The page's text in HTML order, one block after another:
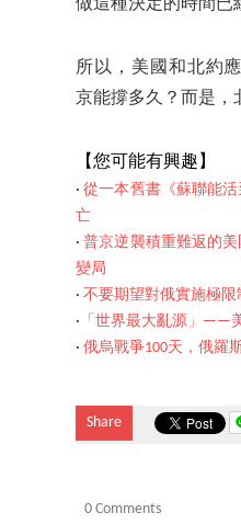
做這種決定的時間已
所以，美國和北約
京能撐多久？而是，
【您可能有興趣】
‧從一本舊書《蘇聯能
亡
‧普京逆襲積重難返的
變局
‧ 不要期望對俄實施極
‧ 「世界最大亂源」——
‧ 俄烏戰爭100天，俄羅
Share
0 Comments